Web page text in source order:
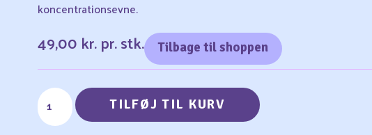
koncentrationsevne.
49,00 kr.pr. stk. Tilbage til shoppen
TILFØJ TIL KURV